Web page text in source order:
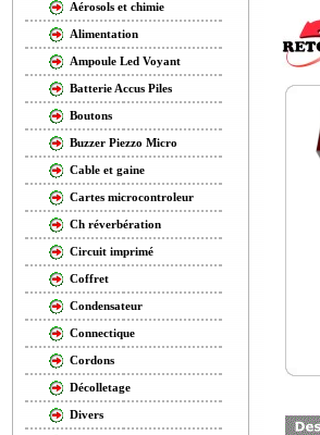
Aérosols et chimie
Alimentation
Ampoule Led Voyant
Batterie Accus Piles
Boutons
Buzzer Piezzo Micro
Cable et gaine
Cartes microcontroleur
Ch réverbération
Circuit imprimé
Coffret
Condensateur
Connectique
Cordons
Décolletage
Divers